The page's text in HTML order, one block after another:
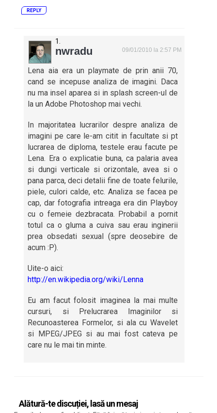
REPLY
nwradu 09/01/2010 la 2:57 PM
Lena aia era un playmate de prin anii 70,
cand se incepuse analiza de imagini. Daca
nu ma insel aparea si in splash screen-ul de
la un Adobe Photoshop mai vechi.
In majoritatea lucrarilor despre analiza de
imagini pe care le-am citit in facultate si pt
lucrarea de diploma, testele erau facute pe
Lena. Era o explicatie buna, ca palaria avea
si dungi verticale si orizontale, avea si o
pana parca, deci detalii fine de toate felurile,
piele, culori calde, etc. Analiza se facea pe
cap, dar fotografia intreaga era din Playboy
cu o femeie dezbracata. Probabil a pornit
totul ca o gluma a cuiva sau erau inginerii
prea obsedati sexual (spre deosebire de
acum :P).
Uite-o aici:
http://en.wikipedia.org/wiki/Lenna
Eu am facut folosit imaginea la mai multe
cursuri, si Prelucrarea Imaginilor si
Recunoasterea Formelor, si ala cu Wavelet
si MPEG/JPEG si au mai fost cateva pe
care nu le mai tin minte.
Alătură-te discuției, lasă un mesaj